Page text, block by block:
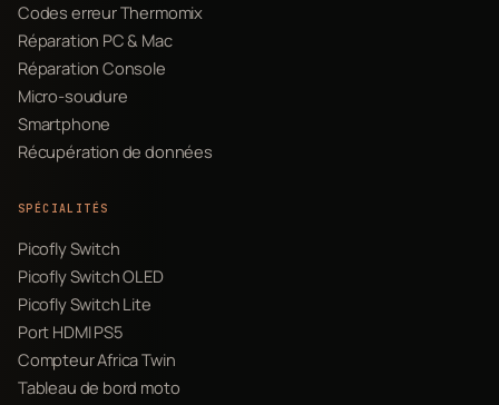
Codes erreur Thermomix
Réparation PC & Mac
Réparation Console
Micro-soudure
Smartphone
Récupération de données
SPÉCIALITÉS
Picofly Switch
Picofly Switch OLED
Picofly Switch Lite
Port HDMI PS5
Compteur Africa Twin
Tableau de bord moto